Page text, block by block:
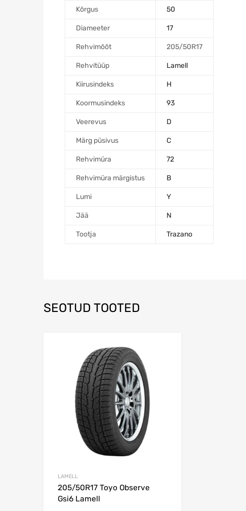
Kõrgus 50
Diameeter 17
Rehvimõõt 205/50R17
Rehvitüüp Lamell
Kiirusindeks H
Koormusindeks 93
Veerevus D
Märg püsivus C
Rehvimüra 72
Rehvimüra märgistus B
Lumi Y
Jää N
Tootja Trazano
SEOTUD TOOTED
LAMELL
205/50R17 Toyo Observe
Gsi6 Lamell